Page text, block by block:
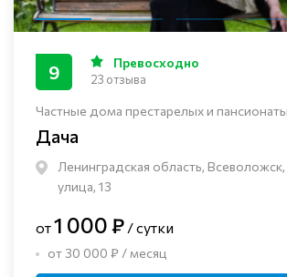
Частные дома престарелых и пансионаты
Дача
Ленинградская область,
улица, 13
9 Превосходно
23 отзыва
от1 000 ₽ / сутки
от 30 000 ₽ / месяц